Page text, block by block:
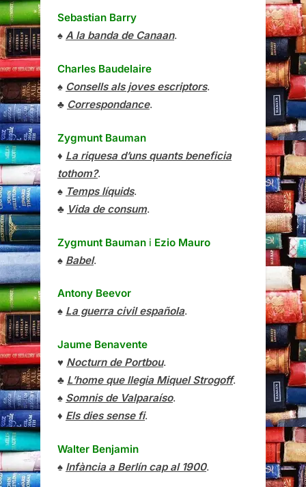
Sebastian Barry
♠ A la banda de Canaan.
Charles Baudelaire
♠ Consells als joves escriptors.
♣ Correspondance.
Zygmunt Bauman
♦ La riquesa d’uns quants beneficia
tothom?.
♠ Temps líquids.
♣ Vida de consum.
Zygmunt Bauman i Ezio Mauro
♠ Babel.
Antony Beevor
♠ La guerra civil española.
Jaume Benavente
♥ Nocturn de Portbou.
♣ L’home que llegia Miquel Strogoff.
♠ Somnis de Valparaíso.
♦ Els dies sense fi.
Walter Benjamin
♠ Infància a Berlín cap al 1900.